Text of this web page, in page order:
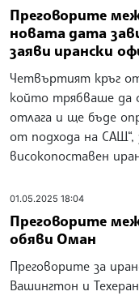
Преговорите
новата дата
заяви ирански
Четвъртият кръг
който трябваше да
отлага и ще бъде
от подхода на САЩ“,
високопоставен
01.05.2025 18:04
Преговорите
обяви Оман
Преговорите за
Вашингтон и